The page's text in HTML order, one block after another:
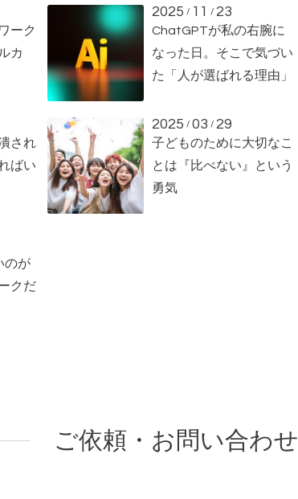
ーク
カ
2025 / 11 / 23
ChatGPTが私の右腕に
なった日。そこで気づい
た「人が選ばれる理由」
され
ばい
2025 / 03 / 29
子どものために大切なこ
とは『比べない』という
勇気
のが
クだ
ご依頼・お問い合わせ